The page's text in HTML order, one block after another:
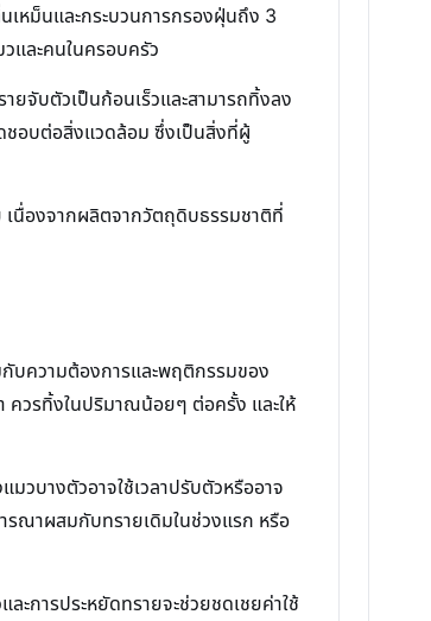
หม็นและกระบวนการกรองฝุ่นถึง 3
และคนในครอบครัว
จับตัวเป็นก้อนเร็วและสามารถทิ้งลง
ชอบต่อสิ่งแวดล้อม ซึ่งเป็นสิ่งที่ผู้
เนื่องจากผลิตจากวัตถุดิบธรรมชาติที่
บความต้องการและพฤติกรรมของ
วรทิ้งในปริมาณน้อยๆ ต่อครั้ง และให้
วบางตัวอาจใช้เวลาปรับตัวหรืออาจ
รณาผสมกับทรายเดิมในช่วงแรก หรือ
การประหยัดทรายจะช่วยชดเชยค่าใช้